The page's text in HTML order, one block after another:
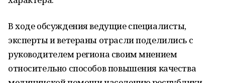
В ходе обсуждения ведущие специалисты,
эксперты и ветераны отрасли поделились с
руководителем региона своим мнением
относительно способов повышения качества